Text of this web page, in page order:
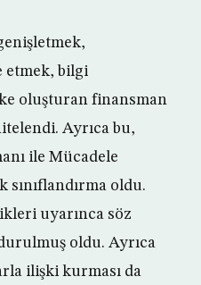
etmek, bilgi
oluşturan finansman
Ayrıca bu,
ile Mücadele
oldu.
uyarınca söz
oldu. Ayrıca
ilişki kurması da